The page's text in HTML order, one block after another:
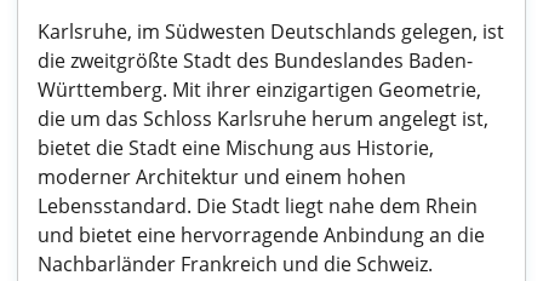
Karlsruhe, im Südwesten Deutschlands gelegen, ist
die zweitgrößte Stadt des Bundeslandes Baden-
Württemberg. Mit ihrer einzigartigen Geometrie,
die um das Schloss Karlsruhe herum angelegt ist,
bietet die Stadt eine Mischung aus Historie,
moderner Architektur und einem hohen
Lebensstandard. Die Stadt liegt nahe dem Rhein
und bietet eine hervorragende Anbindung an die
Nachbarländer Frankreich und die Schweiz.